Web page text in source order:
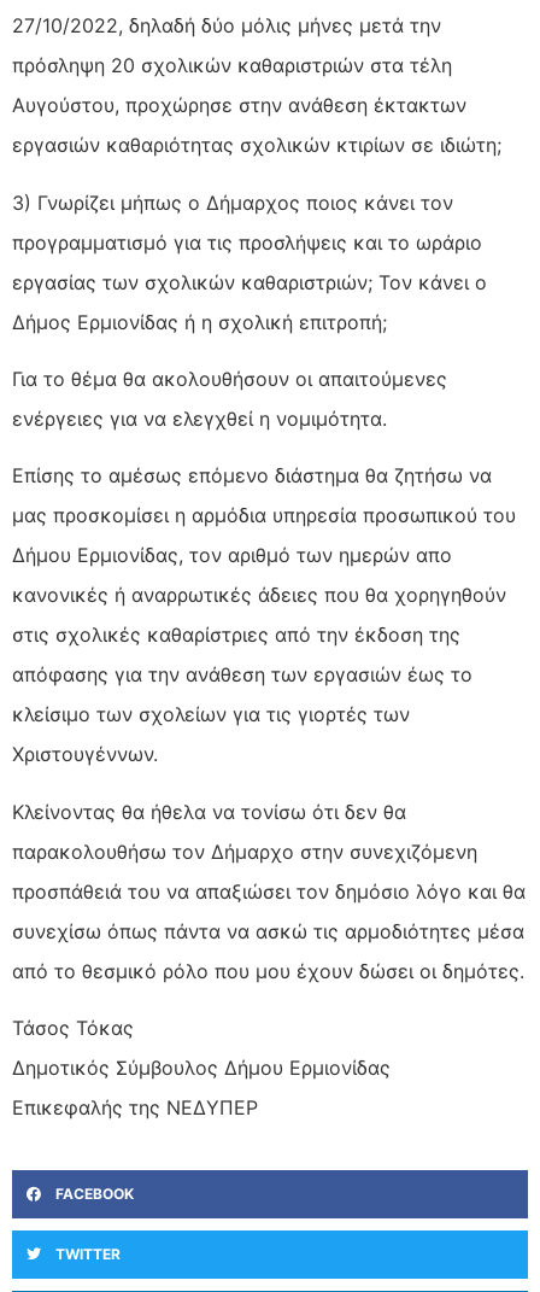
27/10/2022, δηλαδή δύο μόλις μήνες μετά την
πρόσληψη 20 σχολικών καθαριστριών στα τέλη
Αυγούστου, προχώρησε στην ανάθεση έκτακτων
εργασιών καθαριότητας σχολικών κτιρίων σε ιδιώτη;
3) Γνωρίζει μήπως ο Δήμαρχος ποιος κάνει τον
προγραμματισμό για τις προσλήψεις και το ωράριο
εργασίας των σχολικών καθαριστριών; Τον κάνει ο
Δήμος Ερμιονίδας ή η σχολική επιτροπή;
Για το θέμα θα ακολουθήσουν οι απαιτούμενες
ενέργειες για να ελεγχθεί η νομιμότητα.
Επίσης το αμέσως επόμενο διάστημα θα ζητήσω να
μας προσκομίσει η αρμόδια υπηρεσία προσωπικού του
Δήμου Ερμιονίδας, τον αριθμό των ημερών απο
κανονικές ή αναρρωτικές άδειες που θα χορηγηθούν
στις σχολικές καθαρίστριες από την έκδοση της
απόφασης για την ανάθεση των εργασιών έως το
κλείσιμο των σχολείων για τις γιορτές των
Χριστουγέννων.
Κλείνοντας θα ήθελα να τονίσω ότι δεν θα
παρακολουθήσω τον Δήμαρχο στην συνεχιζόμενη
προσπάθειά του να απαξιώσει τον δημόσιο λόγο και θα
συνεχίσω όπως πάντα να ασκώ τις αρμοδιότητες μέσα
από το θεσμικό ρόλο που μου έχουν δώσει οι δημότες.
Τάσος Τόκας
Δημοτικός Σύμβουλος Δήμου Ερμιονίδας
Επικεφαλής της ΝΕΔΥΠΕΡ
FACEBOOK
TWITTER